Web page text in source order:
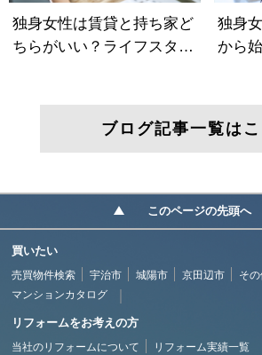
ブログ記事一覧はこ
このページの先頭へ
買いたい
売買物件検索 宇治市 城陽市 京田辺市
そ
マンションカタログ
リフォームをお考えの方
当社のリフォームについて リフォーム実績一覧